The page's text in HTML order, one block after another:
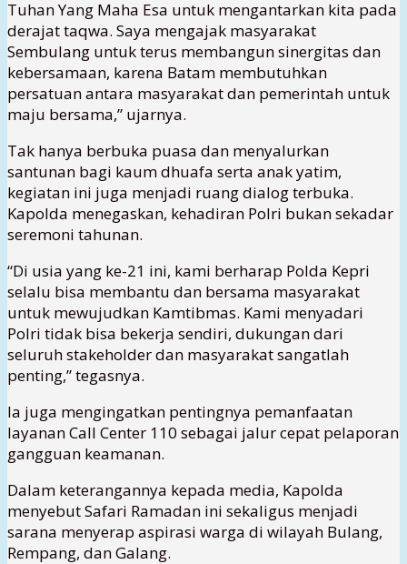
Tuhan Yang Maha Esa untuk mengantarkan kita pada
derajat taqwa. Saya mengajak masyarakat
Sembulang untuk terus membangun sinergitas dan
kebersamaan, karena Batam membutuhkan
persatuan antara masyarakat dan pemerintah untuk
maju bersama,” ujarnya.
Tak hanya berbuka puasa dan menyalurkan
santunan bagi kaum dhuafa serta anak yatim,
kegiatan ini juga menjadi ruang dialog terbuka.
Kapolda menegaskan, kehadiran Polri bukan sekadar
seremoni tahunan.
“Di usia yang ke-21 ini, kami berharap Polda Kepri
selalu bisa membantu dan bersama masyarakat
untuk mewujudkan Kamtibmas. Kami menyadari
Polri tidak bisa bekerja sendiri, dukungan dari
seluruh stakeholder dan masyarakat sangatlah
penting,” tegasnya.
Ia juga mengingatkan pentingnya pemanfaatan
layanan Call Center 110 sebagai jalur cepat pelaporan
gangguan keamanan.
Dalam keterangannya kepada media, Kapolda
menyebut Safari Ramadan ini sekaligus menjadi
sarana menyerap aspirasi warga di wilayah Bulang,
Rempang, dan Galang.